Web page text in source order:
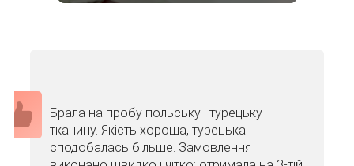
Брала на пробу польську і турецьку
тканину. Якість хороша, турецька
сподобалась більше. Замовлення